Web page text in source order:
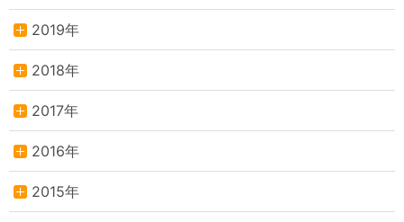
2019年
2018年
2017年
2016年
2015年